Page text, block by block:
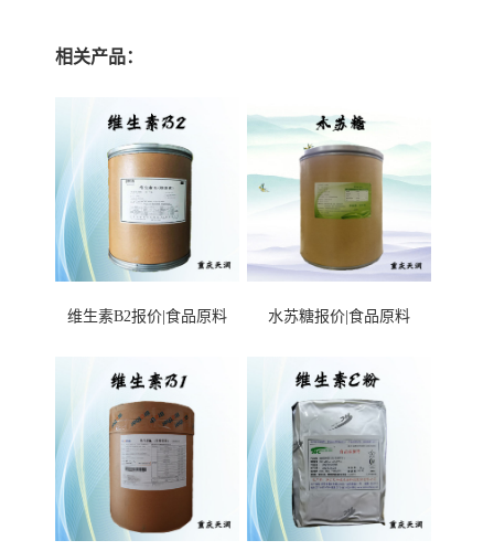
相关产品：
维生素B2报价|食品原料 水苏糖报价|食品原料